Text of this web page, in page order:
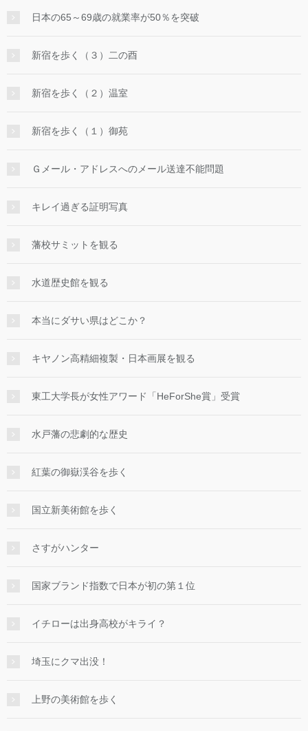
日本の65～69歳の就業率が50％を突破
新宿を歩く（３）二の酉
新宿を歩く（２）温室
新宿を歩く（１）御苑
Ｇメール・アドレスへのメール送達不能問題
キレイ過ぎる証明写真
藩校サミットを観る
水道歴史館を観る
本当にダサい県はどこか？
キヤノン高精細複製・日本画展を観る
東工大学長が女性アワード「HeForShe賞」受賞
水戸藩の悲劇的な歴史
紅葉の御嶽渓谷を歩く
国立新美術館を歩く
さすがハンター
国家ブランド指数で日本が初の第１位
イチローは出身高校がキライ？
埼玉にクマ出没！
上野の美術館を歩く